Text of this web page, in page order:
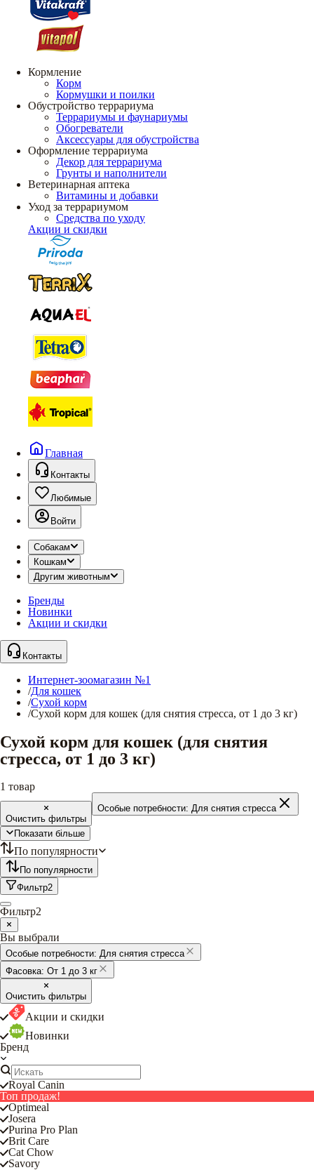
Кормление
Корм
Кормушки и поилки
Обустройство террариума
Террариумы и фаунариумы
Обогреватели
Аксессуары для обустройства
Оформление террариума
Декор для террариума
Грунты и наполнители
Ветеринарная аптека
Витамины и добавки
Уход за террариумом
Средства по уходу
Акции и скидки
Главная
Контакты
Любимые
Войти
Собакам
Кошкам
Другим животным
Бренды
Новинки
Акции и скидки
Контакты
Интернет-зоомагазин №1
/Для кошек
/Сухой корм
/Сухой корм для кошек (для снятия стресса, от 1 до 3 кг)
Сухой корм для кошек (для снятия
стресса, от 1 до 3 кг)
1 товар
Очистить фильтры
Особые потребности: Для снятия стресса
Показати більше
По популярности
По популярности
Фильтр2
Фильтр2
Вы выбрали
Особые потребности: Для снятия стресса
Фасовка: От 1 до 3 кг
Очистить фильтры
Акции и скидки
Новинки
Бренд
Royal Canin
Топ продаж!
Optimeal
Josera
Purina Pro Plan
Brit Care
Cat Chow
Savory